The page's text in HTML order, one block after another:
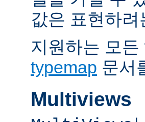
값은 표현하
지원하는 모
typemap 문서
Multiviews